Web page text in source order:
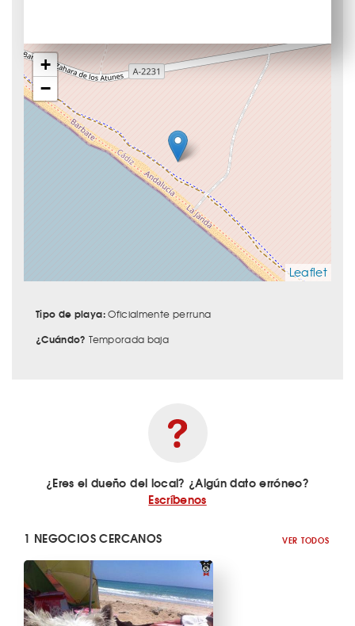
+
−
Leaflet
Tipo de playa:Oficialmente perruna
¿Cuándo? Temporada baja
¿Eres el dueño del local? ¿Algún dato erróneo?
Escríbenos
1 NEGOCIOS CERCANOS VER TODOS